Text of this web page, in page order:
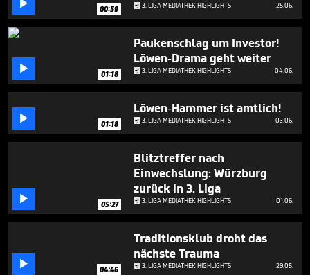
minutes,
50
seconds
 00:59 3. LIGA MEDIATHEK HIGHLIGHTS 25.06.
 01:18
Paukenschlag um Investor!
Löwen-Drama geht weiter
3. LIGA MEDIATHEK HIGHLIGHTS 04.06.
 01:18
Löwen-Hammer ist amtlich!
3. LIGA MEDIATHEK HIGHLIGHTS 03.06.
 05:27
Blitztreffer nach
Einwechslung: Würzburg
zurück in 3. Liga
3. LIGA MEDIATHEK HIGHLIGHTS 01.06.
 04:46
Traditionsklub droht das
nächste Trauma
3. LIGA MEDIATHEK HIGHLIGHTS 29.05.